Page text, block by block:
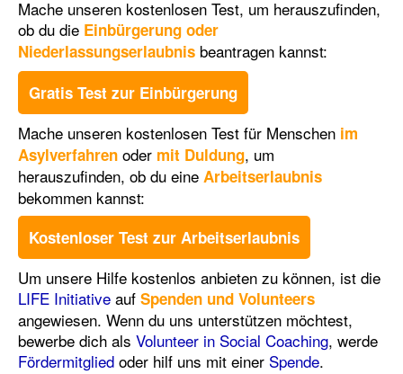
Mache unseren kostenlosen Test, um herauszufinden,
ob du die Einbürgerung oder
Niederlassungserlaubnis beantragen kannst:
Gratis Test zur Einbürgerung
Mache unseren kostenlosen Test für Menschen im
Asylverfahren oder mit Duldung, um
herauszufinden, ob du eine Arbeitserlaubnis
bekommen kannst:
Kostenloser Test zur Arbeitserlaubnis
Um unsere Hilfe kostenlos anbieten zu können, ist die
LIFE Initiative auf Spenden und Volunteers
angewiesen. Wenn du uns unterstützen möchtest,
bewerbe dich als Volunteer in Social Coaching, werde
Fördermitglied oder hilf uns mit einer Spende.